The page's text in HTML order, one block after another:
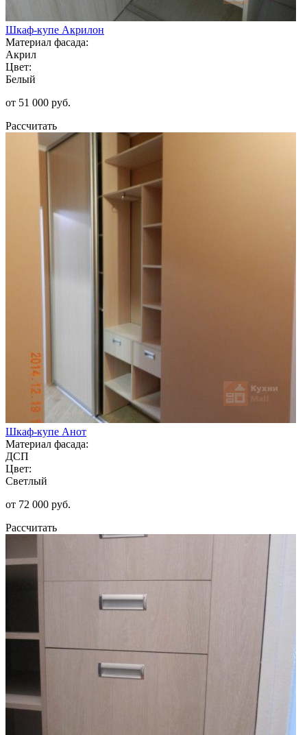
Шкаф-купе Акрилон
Материал фасада:
Акрил
Цвет:
Белый
от 51 000 руб.
Рассчитать
Шкаф-купе Анот
Материал фасада:
ДСП
Цвет:
Светлый
от 72 000 руб.
Рассчитать